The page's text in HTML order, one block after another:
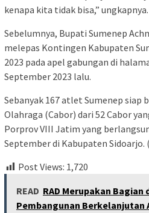
kenapa kita tidak bisa,” ungkapnya.
Sebelumnya, Bupati Sumenep
melepas Kontingen Kabupaten
2023 pada apel gabungan di
September 2023 lalu.
Sebanyak 167 atlet Sumenep siap
Olahraga (Cabor) dari 52 Cabor
Porprov VIII Jatim yang
September di Kabupaten Sidoarjo.
Post Views: 1,720
READ RAD Merupakan Bagian
Pembangunan Berkelanjutan